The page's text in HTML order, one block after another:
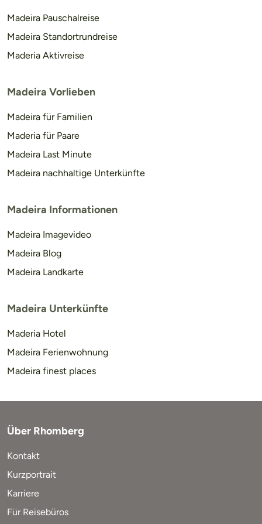
Madeira Pauschalreise
Madeira Standortrundreise
Maderia Aktivreise
Madeira Vorlieben
Madeira für Familien
Maderia für Paare
Madeira Last Minute
Madeira nachhaltige Unterkünfte
Madeira Informationen
Madeira Imagevideo
Madeira Blog
Madeira Landkarte
Madeira Unterkünfte
Maderia Hotel
Madeira Ferienwohnung
Madeira finest places
Über Rhomberg
Kontakt
Kurzportrait
Karriere
Für Reisebüros